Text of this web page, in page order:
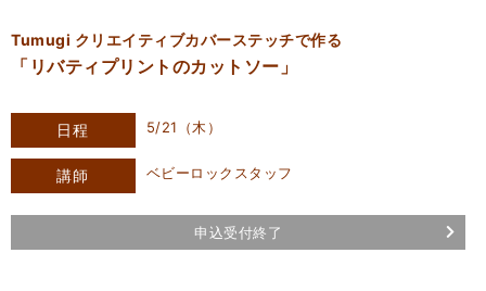
Tumugi クリエイティブカバーステッチで作る
「リバティプリントのカットソー」
日程 5/21（木）
講師 ベビーロックスタッフ
申込受付終了